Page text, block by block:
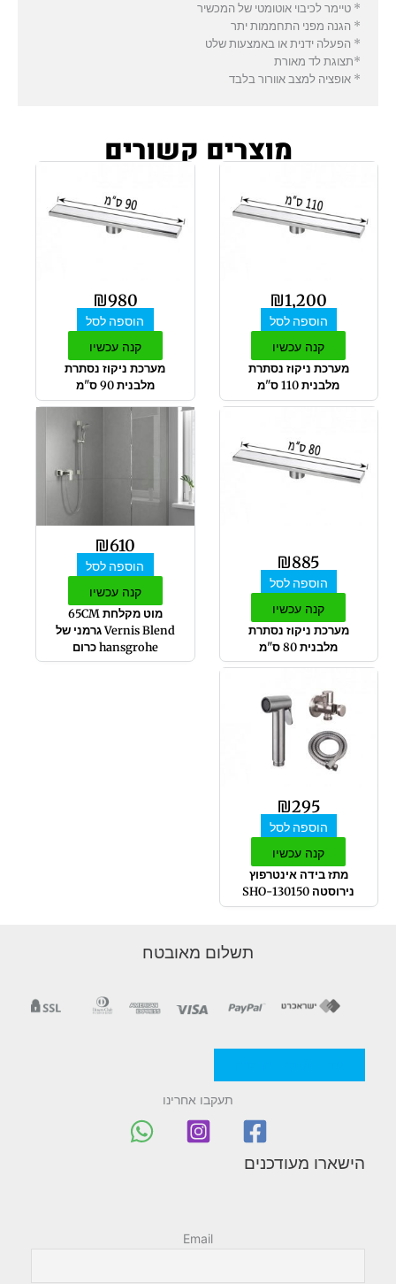
* טיימר לכיבוי אוטומטי של המכשיר
* הגנה מפני התחממות יתר
* הפעלה ידנית או באמצעות שלט
*תצוגת לד מאורת
* אופציה למצב אוורור בלבד
מוצרים קשורים
₪1,200
הוספה לסל
קנה עכשיו
מערכת ניקוז נסתרת
מלבנית 110 ס"מ
₪980
הוספה לסל
קנה עכשיו
מערכת ניקוז נסתרת
מלבנית 90 ס"מ
₪885
הוספה לסל
קנה עכשיו
מערכת ניקוז נסתרת
מלבנית 80 ס"מ
₪610
הוספה לסל
קנה עכשיו
מוט מקלחת 65CM
Vernis Blend גרמני של
hansgrohe כרום
₪295
הוספה לסל
קנה עכשיו
מתז בידה אינטרפוץ
נירוסטה 130150-SHO
תשלום מאובטח
תעקבו אחרינו
הישארו מעודכנים
Email